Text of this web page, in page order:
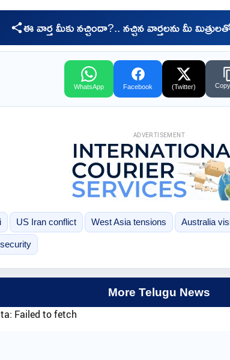
ఈ వార్త మీకు నచ్చిందా?.. నచ్చిన వార్తలను మీ
WhatsApp Facebook (Twitter)
ADVERTISEMENT
US Iran conflict West Asia tensions Australia
More Telugu News
Failed to fetch